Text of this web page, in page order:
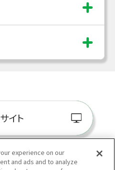
イト
experience on our
and ads and to analyze